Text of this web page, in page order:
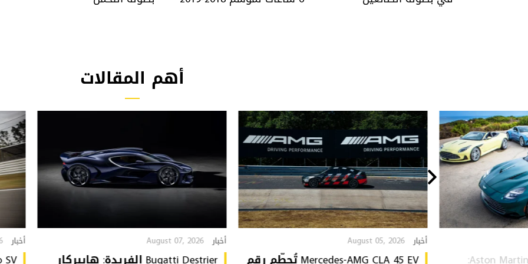
أهم المقالات
Aston Martin Heritage Collection:
أخبار August 05, 2026
Mercedes-AMG CLA 45 EV تُحطّم رقم
أخبار August 07, 2026
Bugatti Destrier الفريدة: هايبركار
أخبار